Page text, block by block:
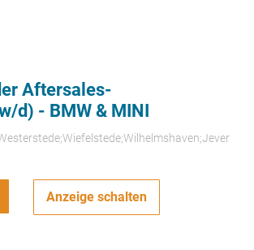
Aftersales-
d) - BMW & MINI
Anzeige schalten